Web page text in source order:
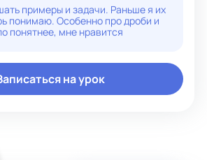
примеры и задачи. Раньше я их
понимаю. Особенно про дроби и
понятнее, мне нравится
на урок